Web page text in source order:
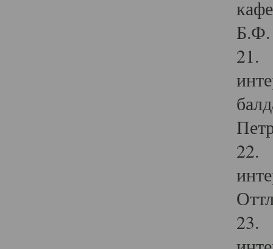
Б.Ф.
21.
22.
23.